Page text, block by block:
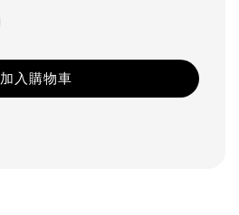
加入購物車